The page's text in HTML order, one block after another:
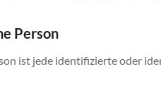
Person
ist jede identifizierte oder